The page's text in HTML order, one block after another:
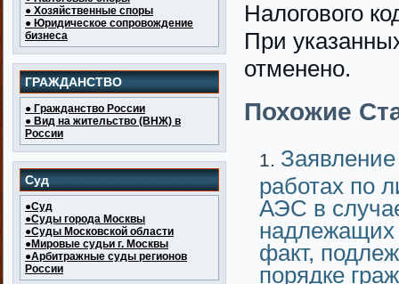
● Хозяйственные споры
● Юридическое сопровождение
бизнеса
ГРАЖДАНСТВО
● Гражданство России
● Вид на жительство (ВНЖ) в
России
Суд
●Суд
●Суды города Москвы
●Суды Московской области
●Мировые судьи г. Москвы
●Арбитражные суды регионов
России
Налогового
При
отменено.
Похожие
работах по
АЭС в
надлежащих
факт,
порядке